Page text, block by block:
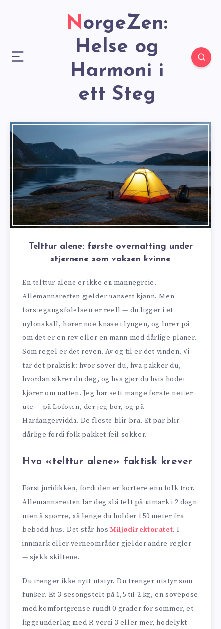
NorgeZen:
Helse og
Harmoni i
ett Steg
Telttur alene: første overnatting under
stjernene som voksen kvinne
En telttur alene er ikke en mannegreie.
Allemannsretten gjelder uansett kjønn. Men
førstegangsfølelsen er reell — du ligger i et
nylonskall, hører noe knase i lyngen, og lurer på
om det er en rev eller en mann med dårlige planer.
Som regel er det reven. Av og til er det vinden. Vi
tar det praktisk: hvor sover du, hva pakker du,
hvordan sikrer du deg, og hva gjør du hvis hodet
kjører om natten. Jeg har sett mange første netter
ute — på Lofoten, der jeg bor, og på
Hardangervidda. De fleste blir bra. Et par blir
dårlige fordi folk pakket feil sokker.
Hva «telttur alene» faktisk krever
Først juridikken, fordi den er kortere enn folk tror.
Allemannsretten lar deg slå telt på utmark i 2 døgn
uten å spørre, så lenge du holder 150 meter fra
bebodd hus. Det står hosMiljødirektoratet. I
innmark eller verneområder gjelder andre regler
— sjekk skiltene.
Du trenger ikke nytt utstyr. Du trenger utstyr som
funker. Et 3-sesongstelt på 1,5 til 2 kg, en sovepose
med komfortgrense rundt 0 grader for sommer, et
liggeunderlag med R-verdi 3 eller mer, hodelykt